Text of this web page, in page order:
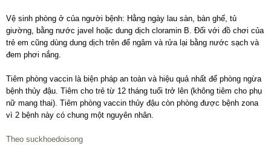
Vệ sinh phòng ở của người bệnh: Hằng ngày lau sàn, bàn ghế, tủ
giường, bằng nước javel hoặc dung dịch cloramin B. Đối với đồ chơi của
trẻ em cũng dùng dung dịch trên để ngâm và rửa lại bằng nước sạch và
đem phơi nắng.
Tiêm phòng vaccin là biện pháp an toàn và hiệu quả nhất để phòng ngừa
bệnh thủy đậu. Tiêm cho trẻ từ 12 tháng tuổi trở lên (không tiêm cho phụ
nữ mang thai). Tiêm phòng vaccin thủy đậu còn phòng được bệnh zona
vì 2 bệnh này có chung một nguyên nhân.
Theo suckhoedoisong